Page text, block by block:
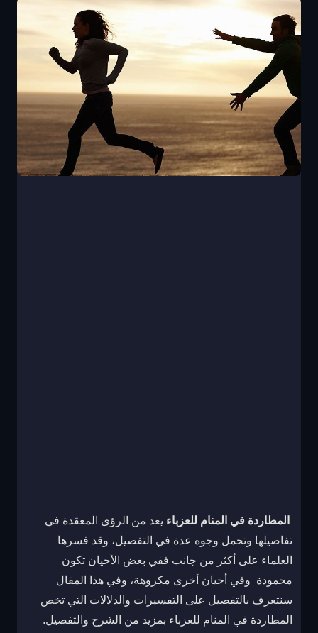
المطاردة في المنام للعزباء يعد من الرؤى المعقدة في
تفاصيلها وتحمل وجوه عدة في التفصيل، وقد فسرها
العلماء على أكثر من جانب ففي بعض الأحيان تكون
محمودة وفي أحيان أخرى مكروهة، وفي هذا المقال
سنتعرف بالتفصيل على التفسيرات والدلالات التي تخص
المطاردة في المنام للعزباء بمزيد من الشرح والتفصيل.